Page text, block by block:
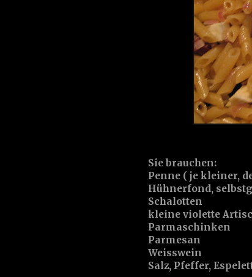
Sie brauchen:
Penne ( je kleiner,
Hühnerfond,
Schalotten
kleine violette
Parmaschinken
Parmesan
Weisswein
Salz, Pfeffer,